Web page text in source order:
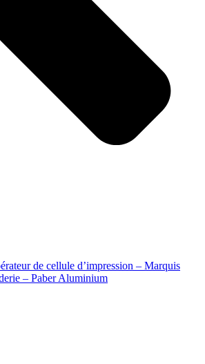
de cellule d’impression – Marquis
– Paber Aluminium